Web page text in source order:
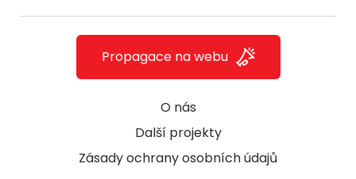
O nás
Další projekty
Zásady ochrany osobních údajů
Propagace na webu